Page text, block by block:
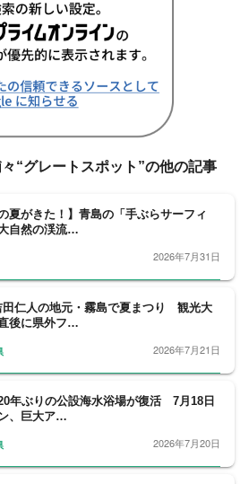
“グレートスポット”の他の記事
の夏がきた！】青島の「手ぶらサーフィ
自然の渓流…
2026年7月31日
田仁人の地元・霧島で夏まつり 観光大
後に県外フ…
2026年7月21日
年ぶりの公設海水浴場が復活 7月18日
、巨大ア…
2026年7月20日